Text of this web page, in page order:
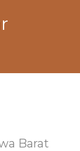
Barat